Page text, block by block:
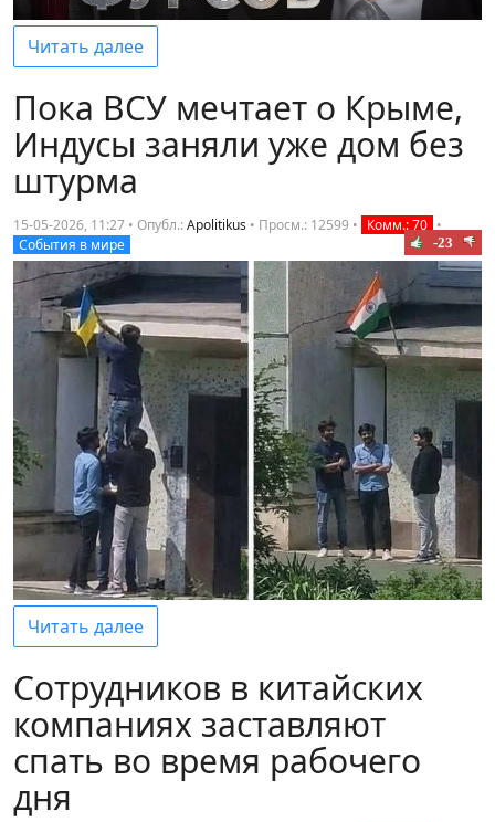
Читать далее
Пока ВСУ мечтает о Крыме,
Индусы заняли уже дом без
штурма
15-05-2026, 11:27 • Опубл.:Apolitikus • Просм.: 12599 • Комм.: 70 •
События в мире
-23
Читать далее
Сотрудников в китайских
компаниях заставляют
спать во время рабочего
дня